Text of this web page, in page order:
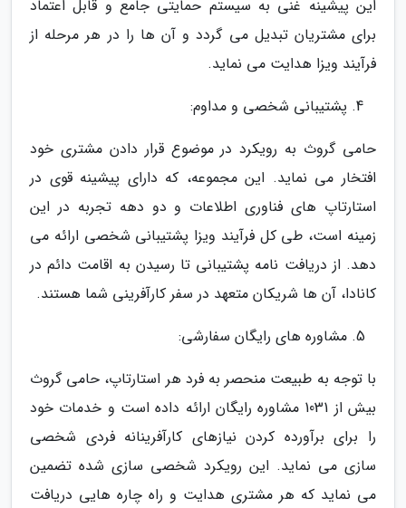
این پیشینه غنی به سیستم حمایتی جامع و قابل اعتماد
برای مشتریان تبدیل می گردد و آن ها را در هر مرحله از
فرآیند ویزا هدایت می نماید.
پشتیبانی شخصی و مداوم:
حامی گروث به رویکرد در موضوع قرار دادن مشتری خود
افتخار می نماید. این مجموعه، که دارای پیشینه قوی در
استارتاپ های فناوری اطلاعات و دو دهه تجربه در این
زمینه است، طی کل فرآیند ویزا پشتیبانی شخصی ارائه می
دهد. از دریافت نامه پشتیبانی تا رسیدن به اقامت دائم در
کانادا، آن ها شریکان متعهد در سفر کارآفرینی شما هستند.
مشاوره های رایگان سفارشی:
با توجه به طبیعت منحصر به فرد هر استارتاپ، حامی گروث
بیش از 1031 مشاوره رایگان ارائه داده است و خدمات خود
را برای برآورده کردن نیازهای کارآفرینانه فردی شخصی
سازی می نماید. این رویکرد شخصی سازی شده تضمین
می نماید که هر مشتری هدایت و راه چاره هایی دریافت